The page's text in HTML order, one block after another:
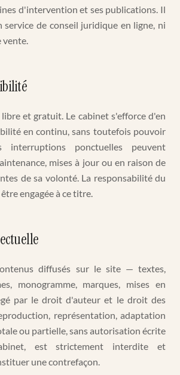
d'intervention et ses publications. Il
service de conseil juridique en ligne, ni
vente.
libre et gratuit. Le cabinet s'efforce d'en
en continu, sans toutefois pouvoir
interruptions ponctuelles peuvent
mises à jour ou en raison de
de sa volonté. La responsabilité du
engagée à ce titre.
diffusés sur le site — textes,
monogramme, marques, mises en
par le droit d'auteur et le droit des
représentation, adaptation
ou partielle, sans autorisation écrite
est strictement interdite et
une contrefaçon.